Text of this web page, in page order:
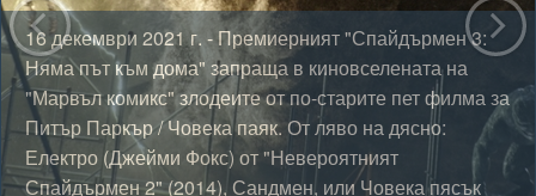
12 декември 2021 г. - 21-годишната Петя Панева от
отбора на попфолк звездата Галена спечели осмия
сезон на "Гласът на България", без да изневери на
българския фолклор дори на финала, където изпълни
"Катерино моме" (в дует с друга варненка, Деси